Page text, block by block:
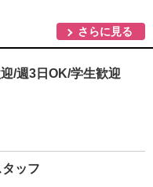
さらに見る
/週3日OK/学生歓迎
ッフ